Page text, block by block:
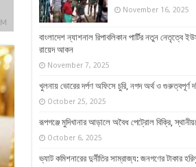
November 16, 2025
বাংলাদেশ ন্যাশনাল রিপাবলিকান পার্টির নতুন নেতৃত্বে
রায়েদ আকন
November 7, 2025
খুলনায় ভোরের দর্পণ অফিসে চুরি, নগদ অর্থ ও গুরুত্বপূর্ণ
October 25, 2025
রূপগঞ্জে মুদিখানার আড়ালে অবৈধ পেট্রোল বিক্রি,
October 6, 2025
ভ্যাট কমিশনারের দুর্নীতির সাম্রাজ্য: জনগণের টাকার